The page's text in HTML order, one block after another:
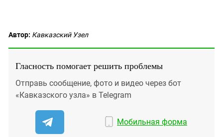
Автор: Кавказский Узел
Гласность помогает решить проблемы
Отправь сообщение, фото и видео через бот
«Кавказского узла» в Telegram
Мобильная форма